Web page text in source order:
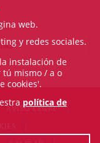
AVISO LEGAL
web.
y redes sociales.
instalación de
tú mismo / a o
cookies'.
política de